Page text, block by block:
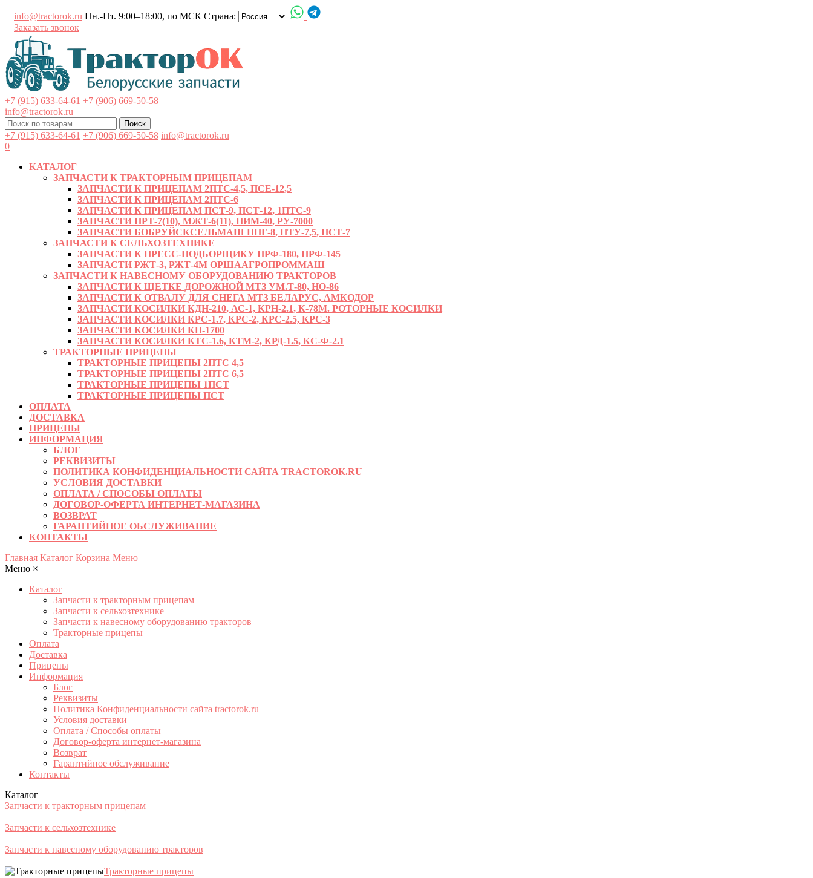
содержимому
info@tractorok.ru Пн.-Пт. 9:00–18:00, по МСК Страна:
Заказать звонок
+7 (915) 633-64-61 +7 (906) 669-50-58
info@tractorok.ru
Искать:
Поиск
+7 (915) 633-64-61 +7 (906) 669-50-58 info@tractorok.ru
0
КАТАЛОГ
ЗАПЧАСТИ К ТРАКТОРНЫМ ПРИЦЕПАМ
ЗАПЧАСТИ К ПРИЦЕПАМ 2ПТС-4,5, ПСЕ-12,5
ЗАПЧАСТИ К ПРИЦЕПАМ 2ПТС-6
ЗАПЧАСТИ К ПРИЦЕПАМ ПСТ-9, ПСТ-12, 1ПТС-9
ЗАПЧАСТИ ПРТ-7(10), МЖТ-6(11), ПИМ-40, РУ-7000
ЗАПЧАСТИ БОБРУЙСКСЕЛЬМАШ ППГ-8, ПТУ-7,5, ПСТ-7
ЗАПЧАСТИ К СЕЛЬХОЗТЕХНИКЕ
ЗАПЧАСТИ К ПРЕСС-ПОДБОРЩИКУ ПРФ-180, ПРФ-145
ЗАПЧАСТИ РЖТ-3, РЖТ-4М ОРШААГРОПРОММАШ
ЗАПЧАСТИ К НАВЕСНОМУ ОБОРУДОВАНИЮ ТРАКТОРОВ
ЗАПЧАСТИ К ЩЕТКЕ ДОРОЖНОЙ МТЗ УМ.Т-80, НО-86
ЗАПЧАСТИ К ОТВАЛУ ДЛЯ СНЕГА МТЗ БЕЛАРУС, АМКОДОР
ЗАПЧАСТИ КОСИЛКИ КДН-210, АС-1, КРН-2.1, К-78М. РОТОРНЫЕ КОСИЛКИ
ЗАПЧАСТИ КОСИЛКИ КРС-1.7, КРС-2, КРС-2.5, КРС-3
ЗАПЧАСТИ КОСИЛКИ КН-1700
ЗАПЧАСТИ КОСИЛКИ КТС-1.6, КТМ-2, КРД-1.5, КС-Ф-2.1
ТРАКТОРНЫЕ ПРИЦЕПЫ
ТРАКТОРНЫЕ ПРИЦЕПЫ 2ПТС 4,5
ТРАКТОРНЫЕ ПРИЦЕПЫ 2ПТС 6,5
ТРАКТОРНЫЕ ПРИЦЕПЫ 1ПСТ
ТРАКТОРНЫЕ ПРИЦЕПЫ ПСТ
ОПЛАТА
ДОСТАВКА
ПРИЦЕПЫ
ИНФОРМАЦИЯ
БЛОГ
РЕКВИЗИТЫ
ПОЛИТИКА КОНФИДЕНЦИАЛЬНОСТИ САЙТА TRACTOROK.RU
УСЛОВИЯ ДОСТАВКИ
ОПЛАТА / СПОСОБЫ ОПЛАТЫ
ДОГОВОР-ОФЕРТА ИНТЕРНЕТ-МАГАЗИНА
ВОЗВРАТ
ГАРАНТИЙНОЕ ОБСЛУЖИВАНИЕ
КОНТАКТЫ
Главная Каталог Корзина Меню
Меню ×
Каталог
Запчасти к тракторным прицепам
Запчасти к сельхозтехнике
Запчасти к навесному оборудованию тракторов
Тракторные прицепы
Оплата
Доставка
Прицепы
Информация
Блог
Реквизиты
Политика Конфиденциальности сайта tractorok.ru
Условия доставки
Оплата / Способы оплаты
Договор-оферта интернет-магазина
Возврат
Гарантийное обслуживание
Контакты
Каталог
Запчасти к тракторным прицепам
Запчасти к сельхозтехнике
Запчасти к навесному оборудованию тракторов
Тракторные прицепы